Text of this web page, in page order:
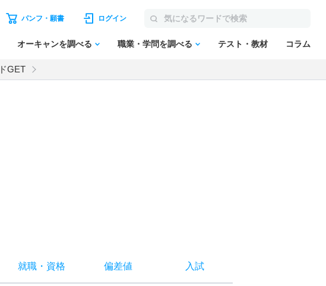
パンフ・願書 ログイン
オーキャンを調べる 職業・学問を調べる テスト・教材 コラム
GET
就職・ 資格 偏差値 入試